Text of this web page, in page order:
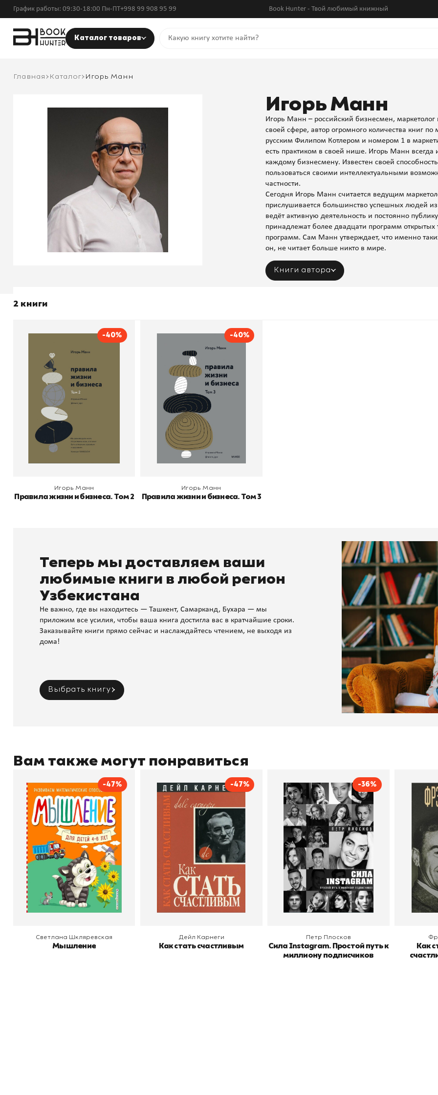
График работы: 09:30-18:00 Пн-ПТ+998 99 908 95 99 Book Hunter - Твой любимый книжный
Каталог товаров
Главная Каталог Игорь Манн
Игорь Манн
Игорь Манн – российский бизнесмен,
своей сфере, автор огромного количества книг
русским Филипом Котлером и номером 1 в
есть практиком в своей нише. Игорь Манн всегда
каждому бизнесмену. Известен своей
пользоваться своими интеллектуальными
частности.
Сегодня Игорь Манн считается ведущим
прислушивается большинство успешных людей
ведёт активную деятельность и постоянно
принадлежат более двадцати программ открытых
программ. Сам Манн утверждает, что именно
он, не читает больше никто в мире.
Книги автора
2 книги
-40%
Правила жизни и бизнеса.
Игорь Манн
Издательство
Манн, Иванов и Фербер
В корзину
Игорь Манн
Правила жизни и бизнеса. Том 2
-40%
Правила жизни и бизнеса.
Том 3
Издательство
Манн, Иванов и Фербер
В корзину
Игорь Манн
Правила жизни и бизнеса. Том 3
Теперь мы доставляем ваши
любимые книги в любой регион
Узбекистана
Не важно, где вы находитесь — Ташкент, Самарканд, Бухара — мы
приложим все усилия, чтобы ваша книга достигла вас в кратчайшие сроки.
Заказывайте книги прямо сейчас и наслаждайтесь чтением, не выходя из
дома!
Выбрать книгу
Вам также могут понравиться
-47%
Мышление
Автор
Светлана Шкляревская
Издательство
Эксмодетство
В корзину
Светлана Шкляревская
Мышление
-47%
Как стать счастливым
Автор
Дейл Карнеги
Издательство
Попурри, Минск
В корзину
Дейл Карнеги
Как стать счастливым
-36%
Сила Instagram. Простой
путь к миллиону
подписчиков
Автор
Петр Плосков
Издательство
Бомбора
В корзину
Петр Плосков
Сила Instagram. Простой путь к
миллиону подписчиков
Как
В
Как